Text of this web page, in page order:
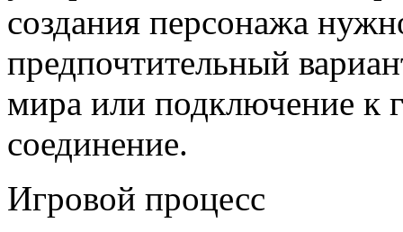
создания персонажа
предпочтительный
мира или подключение к
соединение.
Игровой процесс